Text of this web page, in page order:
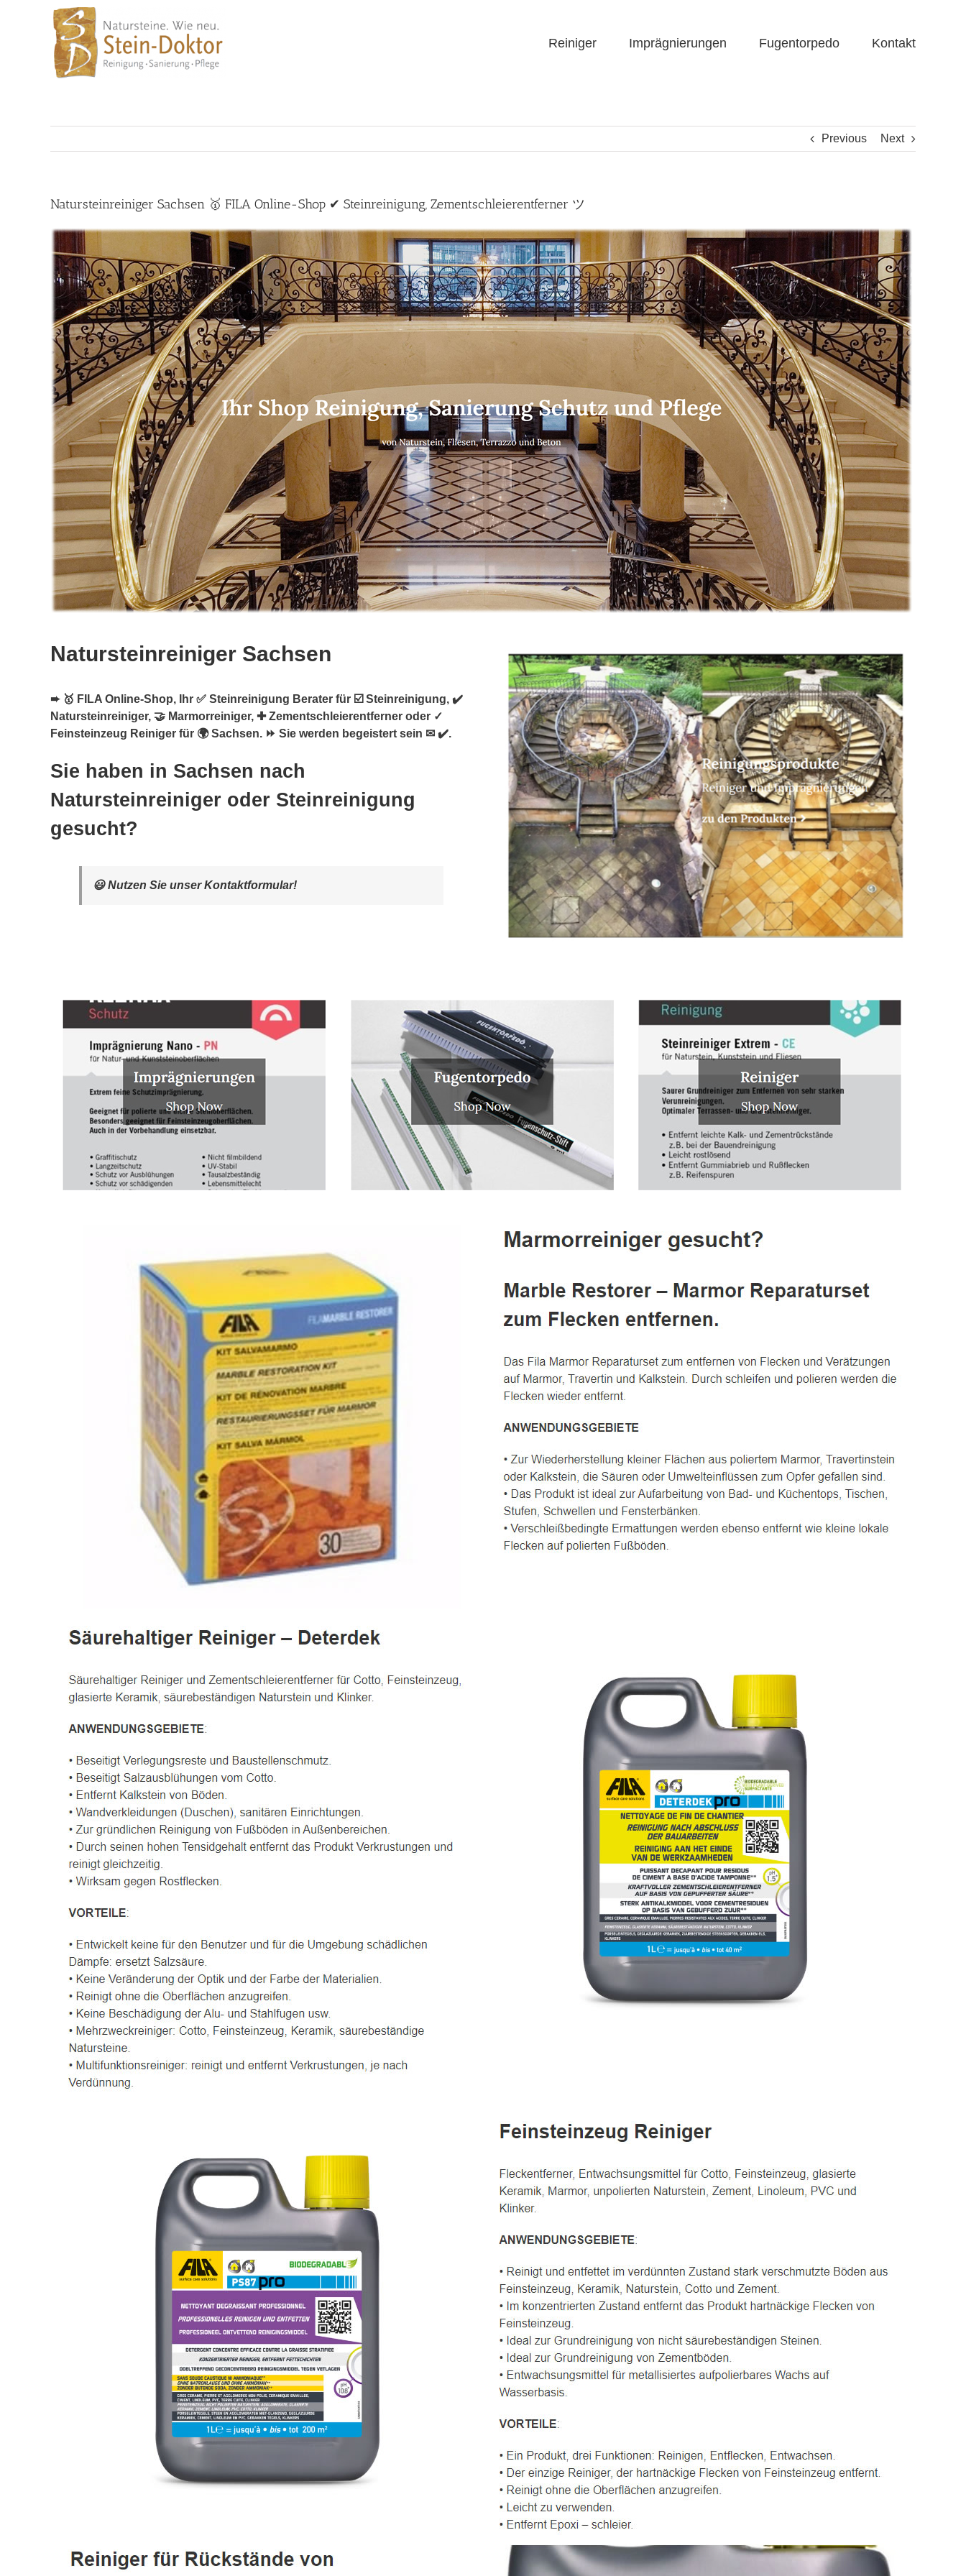
Reiniger Imprägnierungen Fugentorpedo Kontakt
Previous Next
Natursteinreiniger Sachsen 🥇 FILA Online-Shop ✔ Steinreinigung, Zementschleierentferner ツ
Natursteinreiniger Sachsen
➨ 🥇 FILA Online-Shop, Ihr ✅ Steinreinigung Berater für ☑️ Steinreinigung, ✔️
Natursteinreiniger, 🤝 Marmorreiniger, ✚ Zementschleierentferner oder ✓
Feinsteinzeug Reiniger für 🌍 Sachsen. ⏩ Sie werden begeistert sein ✉ ✔️.
Sie haben in Sachsen nach
Natursteinreiniger oder Steinreinigung
gesucht?
😃 Nutzen Sie unser Kontaktformular!